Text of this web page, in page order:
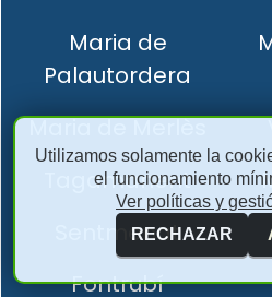
Maria de
Palautordera
Maria de Merlès
Tagamanent
Sentmenat
Fontrubí
Utilizamos solamente la
el funcionamiento
Ver políticas y
RECHAZAR